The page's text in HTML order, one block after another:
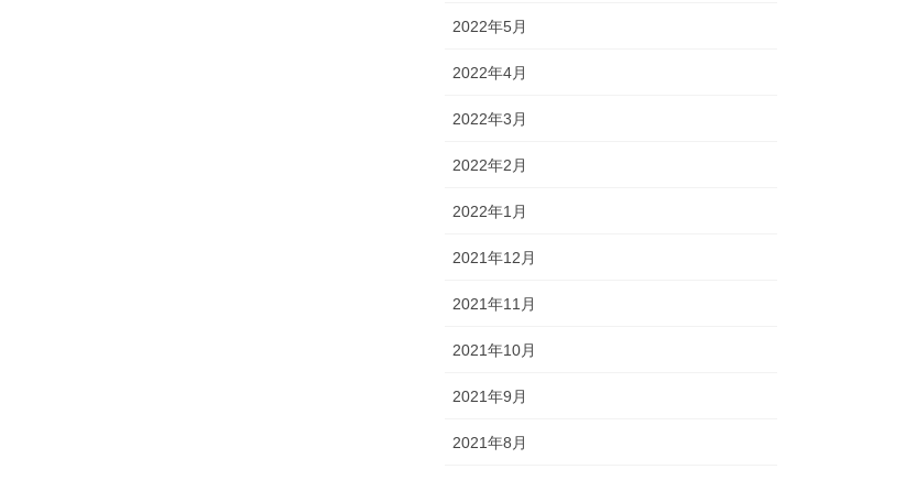
2022年5月
2022年4月
2022年3月
2022年2月
2022年1月
2021年12月
2021年11月
2021年10月
2021年9月
2021年8月